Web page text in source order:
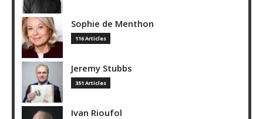
Sophie de Menthon
116 Articles
Jeremy Stubbs
351 Articles
Ivan Rioufol